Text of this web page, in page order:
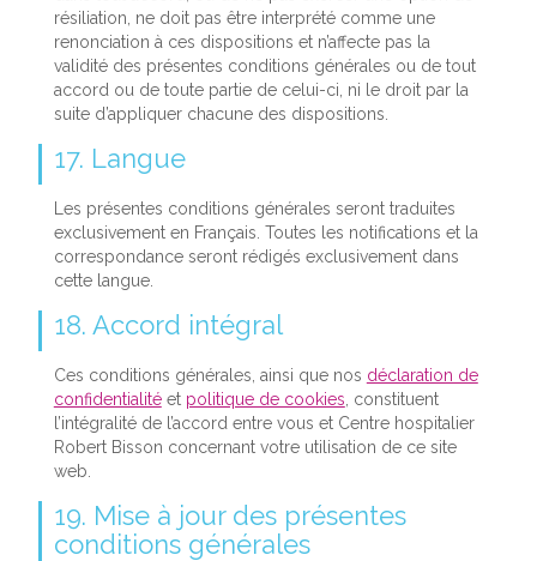
résiliation, ne doit pas être interprété comme une
renonciation à ces dispositions et n’affecte pas la
validité des présentes conditions générales ou de tout
accord ou de toute partie de celui-ci, ni le droit par la
suite d’appliquer chacune des dispositions.
17. Langue
Les présentes conditions générales seront traduites
exclusivement en Français. Toutes les notifications et la
correspondance seront rédigés exclusivement dans
cette langue.
18. Accord intégral
Ces conditions générales, ainsi que nos déclaration de
confidentialitéet politique de cookies , constituent
l’intégralité de l’accord entre vous et Centre hospitalier
Robert Bisson concernant votre utilisation de ce site
web.
19. Mise à jour des présentes
conditions générales